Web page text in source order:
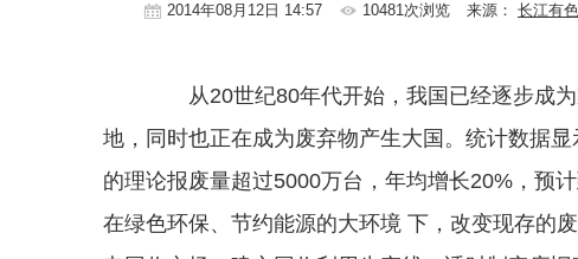
2014年08月12日 14:57 10481次浏览 来源： 长江有
从20世纪80年代开始，我国已经逐步成为
地，同时也正在成为废弃物产生大国。统计数据
的理论报废量超过5000万台，年均增长20%，预
在绿色环保、节约能源的大环境 下，改变现存的